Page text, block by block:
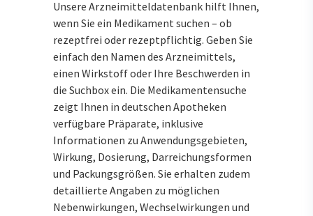
Unsere Arzneimitteldatenbank hilft Ihnen,
wenn Sie ein Medikament suchen – ob
rezeptfrei oder rezeptpflichtig. Geben Sie
einfach den Namen des Arzneimittels,
einen Wirkstoff oder Ihre Beschwerden in
die Suchbox ein. Die Medikamentensuche
zeigt Ihnen in deutschen Apotheken
verfügbare Präparate, inklusive
Informationen zu Anwendungsgebieten,
Wirkung, Dosierung, Darreichungsformen
und Packungsgrößen. Sie erhalten zudem
detaillierte Angaben zu möglichen
Nebenwirkungen, Wechselwirkungen und